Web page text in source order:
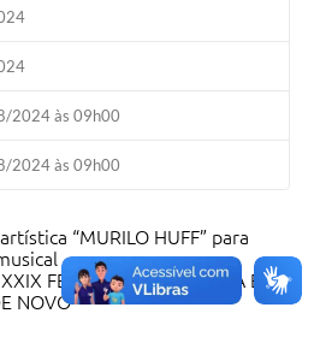
2024 às 09h00
2024 às 09h00
“MURILO HUFF” para
FESTIVAL DA CACHAÇA E
NOVO